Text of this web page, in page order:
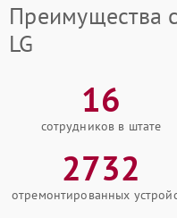
Преимущества
LG
16
сотрудников в штате
2732
отремонтированных